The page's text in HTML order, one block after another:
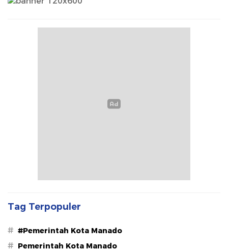
Tag Terpopuler
# #Pemerintah Kota Manado
# Pemerintah Kota Manado